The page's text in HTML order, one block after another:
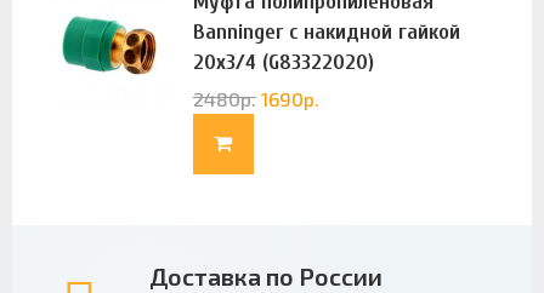
Banninger с накидной гайкой
20х3/4 (G83322020)
2480р. 1690р.
Доставка по России